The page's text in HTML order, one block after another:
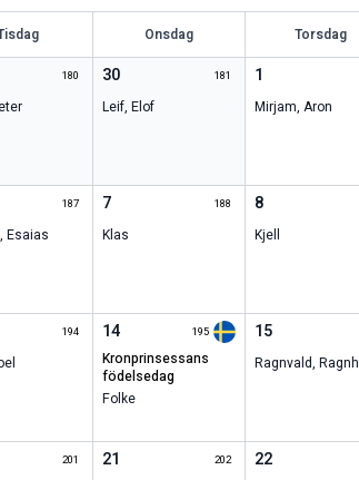
Onsdag Torsdag
180 30 181
Leif,Elof
1
Mirjam, Aron
187
, Esaias
7 188
Klas
8
Kjell
194 14 195
kronprinsessans
födelsedag
Folke
15
Ragnvald,
201 21 202 22